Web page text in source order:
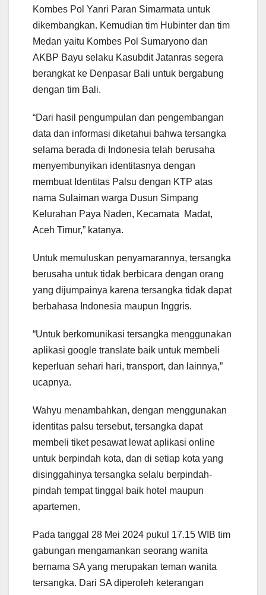
Kombes Pol Yanri Paran Simarmata untuk
dikembangkan. Kemudian tim Hubinter dan tim
Medan yaitu Kombes Pol Sumaryono dan
AKBP Bayu selaku Kasubdit Jatanras segera
berangkat ke Denpasar Bali untuk bergabung
dengan tim Bali.
“Dari hasil pengumpulan dan pengembangan
data dan informasi diketahui bahwa tersangka
selama berada di Indonesia telah berusaha
menyembunyikan identitasnya dengan
membuat Identitas Palsu dengan KTP atas
nama Sulaiman warga Dusun Simpang
Kelurahan Paya Naden, Kecamata Madat,
Aceh Timur,” katanya.
Untuk memuluskan penyamarannya, tersangka
berusaha untuk tidak berbicara dengan orang
yang dijumpainya karena tersangka tidak dapat
berbahasa Indonesia maupun Inggris.
“Untuk berkomunikasi tersangka menggunakan
aplikasi google translate baik untuk membeli
keperluan sehari hari, transport, dan lainnya,”
ucapnya.
Wahyu menambahkan, dengan menggunakan
identitas palsu tersebut, tersangka dapat
membeli tiket pesawat lewat aplikasi online
untuk berpindah kota, dan di setiap kota yang
disinggahinya tersangka selalu berpindah-
pindah tempat tinggal baik hotel maupun
apartemen.
Pada tanggal 28 Mei 2024 pukul 17.15 WIB tim
gabungan mengamankan seorang wanita
bernama SA yang merupakan teman wanita
tersangka. Dari SA diperoleh keterangan